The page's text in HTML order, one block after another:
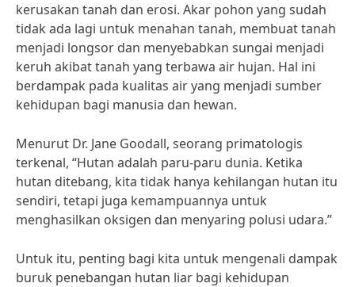
kerusakan tanah dan erosi. Akar pohon yang sudah
tidak ada lagi untuk menahan tanah, membuat tanah
menjadi longsor dan menyebabkan sungai menjadi
keruh akibat tanah yang terbawa air hujan. Hal ini
berdampak pada kualitas air yang menjadi sumber
kehidupan bagi manusia dan hewan.
Menurut Dr. Jane Goodall, seorang primatologis
terkenal, “Hutan adalah paru-paru dunia. Ketika
hutan ditebang, kita tidak hanya kehilangan hutan itu
sendiri, tetapi juga kemampuannya untuk
menghasilkan oksigen dan menyaring polusi udara.”
Untuk itu, penting bagi kita untuk mengenali dampak
buruk penebangan hutan liar bagi kehidupan